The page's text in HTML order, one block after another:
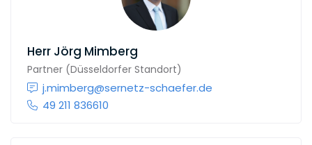
Herr Jörg Mimberg
Partner (Düsseldorfer Standort)
j.mimberg@sernetz-schaefer.de
49 211 836610